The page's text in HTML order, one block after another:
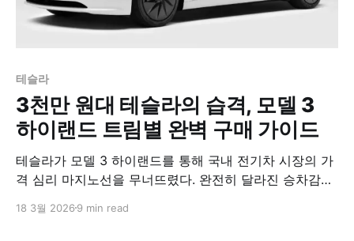
테슬라
3천만 원대 테슬라의 습격, 모델 3
하이랜드 트림별 완벽 구매 가이드
테슬라가 모델 3 하이랜드를 통해 국내 전기차 시장의 가
격 심리 마지노선을 무너뜨렸다. 완전히 달라진 승차감과
고민을 안겼다.
18 3월 2026 9 min read